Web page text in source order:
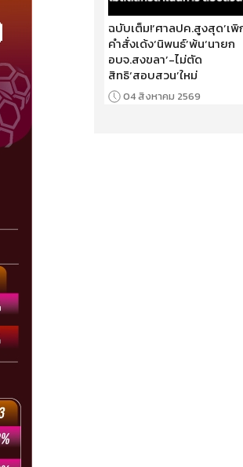
ฉบับเต็ม!‘ศาลปค.สูงสุด’เ
คำสั่งเด้ง‘นิพนธ์’พ้น‘นายก
อบจ.สงขลา’-ไม่ตัด
สิทธิ‘สอบสวน’ใหม่
04 สิงหาคม 2569